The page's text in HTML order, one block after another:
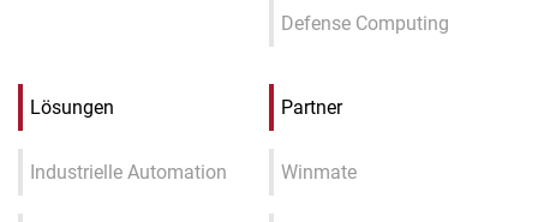
Defense Computing
Lösungen
Industrielle Automation
Partner
Winmate